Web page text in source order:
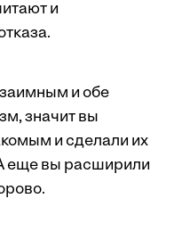
и
и обе
значит вы
и сделали их
еще вы расширили